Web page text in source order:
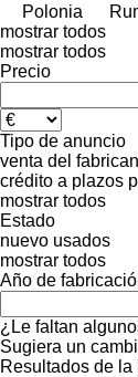
Polonia
mostrar todos
mostrar todos
Precio
Tipo de anuncio
venta del
crédito a plazos
mostrar todos
Estado
nuevo usados
mostrar todos
Año de
¿Le faltan
Sugiera un
Resultados de la